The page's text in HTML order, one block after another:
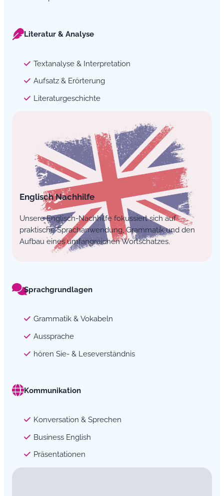
Literatur & Analyse
Textanalyse & Interpretation
Aufsatz & Erörterung
Literaturgeschichte
Englisch Nachhilfe
Unsere Englisch-Nachhilfe fokussiert sich auf
praktische Sprachanwendung, Grammatik und den
Aufbau eines umfangreichen Wortschatzes.
Sprachgrundlagen
Grammatik & Vokabeln
Aussprache
hören Sie- & Leseverständnis
Kommunikation
Konversation & Sprechen
Business English
Präsentationen